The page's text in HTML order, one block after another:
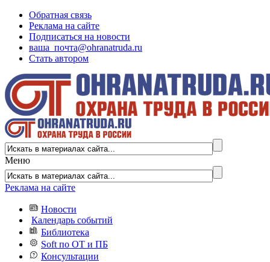
Обратная связь
Реклама на сайте
Подписаться на новости
ваша_почта@ohranatruda.ru
Стать автором
Меню
Реклама на сайте
Новости
Календарь событий
Библиотека
Soft по ОТ и ПБ
Консультации